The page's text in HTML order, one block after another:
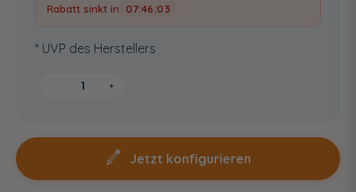
Rabatt sinkt in 07:46:02
* UVP des Herstellers
+
Jetzt konfigurieren